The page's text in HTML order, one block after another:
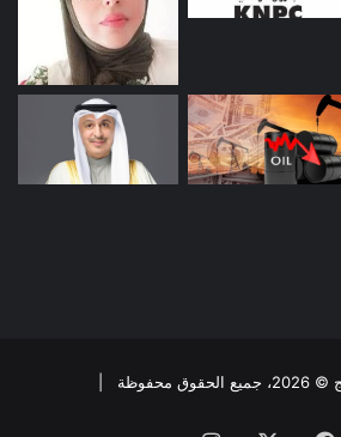
محفوظة |